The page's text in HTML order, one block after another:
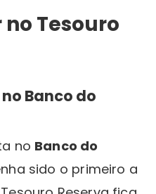
Tesouro
Banco do
no Banco do
sido o primeiro a